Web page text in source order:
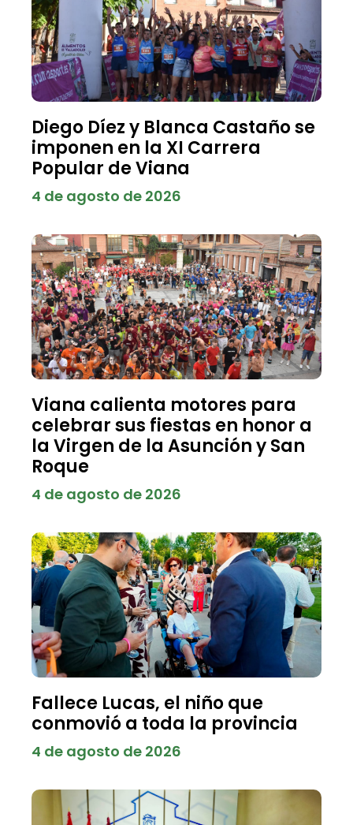
Diego Díez y Blanca Castaño se
imponen en la XI Carrera
Popular de Viana
4 de agosto de 2026
Viana calienta motores para
celebrar sus fiestas en honor a
la Virgen de la Asunción y San
Roque
4 de agosto de 2026
Fallece Lucas, el niño que
conmovió a toda la provincia
4 de agosto de 2026